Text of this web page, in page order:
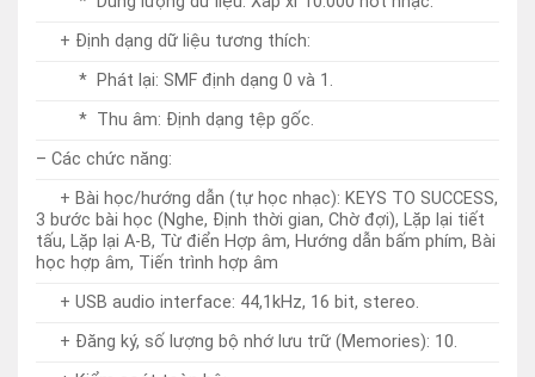
– Các chức năng:
+ Bài học/hướng dẫn (tự học nhạc): KEYS TO SUCCESS,
3 bước bài học (Nghe, Định thời gian, Chờ đợi), Lặp lại tiết
tấu, Lặp lại A-B, Từ điển Hợp âm, Hướng dẫn bấm phím, Bài
học hợp âm, Tiến trình hợp âm
+ USB audio interface: 44,1kHz, 16 bit, stereo.
+ Đăng ký, số lượng bộ nhớ lưu trữ (Memories): 10.
+ Kiểm soát toàn bộ:
* Bộ đếm nhịp: Có.
* Dãy Nhịp Điệu: 11 – 280
* Dịch giọng: -12 to 0, 0 to +12